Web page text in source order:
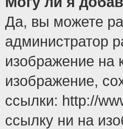
Да, вы можете
администратор
изображение на
изображение,
ссылки: http://
ссылку ни на